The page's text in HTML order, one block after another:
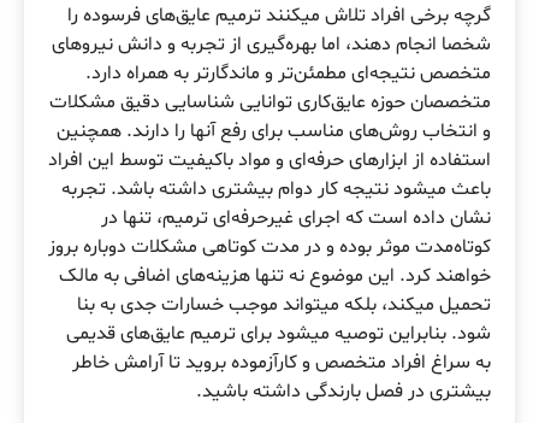
گرچه برخی افراد تلاش میکنند ترمیم عایق‌های فرسوده را
شخصا انجام دهند، اما بهره‌گیری از تجربه و دانش نیروهای
متخصص نتیجه‌ای مطمئن‌تر و ماندگارتر به همراه دارد.
متخصصان حوزه عایق‌کاری توانایی شناسایی دقیق مشکلات
و انتخاب روش‌های مناسب برای رفع آنها را دارند. همچنین
استفاده از ابزارهای حرفه‌ای و مواد باکیفیت توسط این افراد
باعث میشود نتیجه کار دوام بیشتری داشته باشد. تجربه
نشان داده است که اجرای غیرحرفه‌ای ترمیم، تنها در
کوتاه‌مدت موثر بوده و در مدت کوتاهی مشکلات دوباره بروز
خواهند کرد. این موضوع نه تنها هزینه‌های اضافی به مالک
تحمیل میکند، بلکه میتواند موجب خسارات جدی به بنا
شود. بنابراین توصیه میشود برای ترمیم عایق‌های قدیمی
به سراغ افراد متخصص و کارآزموده بروید تا آرامش خاطر
بیشتری در فصل بارندگی داشته باشید.